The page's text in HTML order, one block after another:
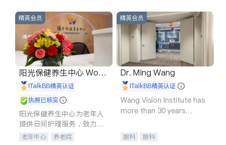
精英会员
阳光保健养生中心 World
shine
iTalkBB精英认证
执照已核实
阳光保健养生中心为老年人
提供日间护理服务，致力于
通过持续的护理创新来有效
老年中心 养老院
精英会员
Dr. Ming Wang
iTalkBB精英认证
Wang Vision Institute has
more than 30 years
眼科 眼科